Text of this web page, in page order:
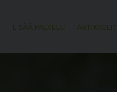
LISÄÄ PALVELU ARTIKKELIT